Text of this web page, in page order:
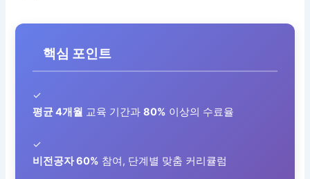
핵심 포인트
✓
평균 4개월 교육 기간과80% 이상의 수료율
✓
비전공자 60% 참여, 단계별 맞춤 커리큘럼